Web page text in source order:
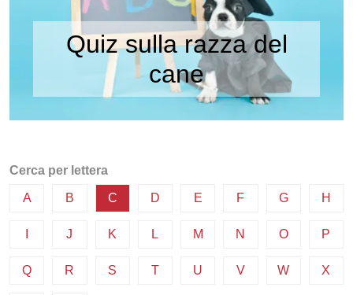
Quiz sulla razza del
cane
Cerca per lettera
A B C D E F G H
J K L M N O P
Q R S T U V W X